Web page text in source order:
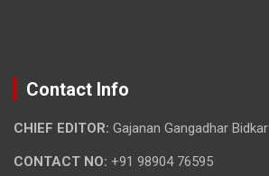
Contact Info
CHIEF EDITOR: Gajanan Gangadhar Bidkar
CONTACT NO: +91 98904 76595